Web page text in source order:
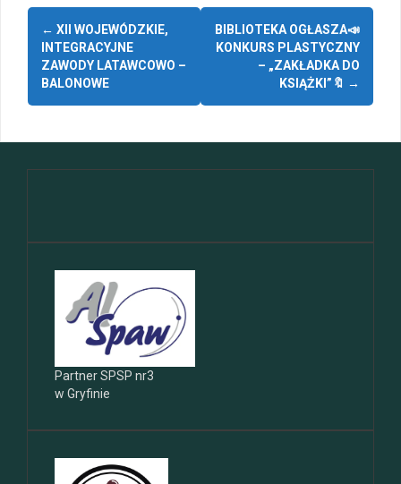
Zobacz
wpisy
← XII WOJEWÓDZKIE,
INTEGRACYJNE
ZAWODY LATAWCOWO –
BALONOWE
BIBLIOTEKA OGŁASZA📣
KONKURS PLASTYCZNY
– „ZAKŁADKA DO
KSIĄŻKI”🔖 →
Partner SPSP nr3
w Gryfinie